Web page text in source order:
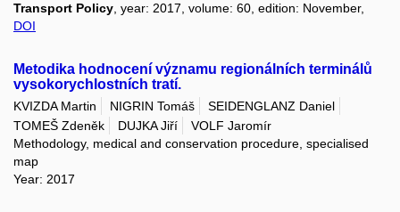
Transport Policy , year: 2017, volume: 60, edition: November,
DOI
Metodika hodnocení významu regionálních terminálů
vysokorychlostních tratí.
KVIZDA Martin NIGRIN Tomáš
SEIDENGLANZ Daniel
TOMEŠ Zdeněk
DUJKA Jiří
VOLF Jaromír
Methodology, medical and conservation procedure, specialised
map
Year: 2017